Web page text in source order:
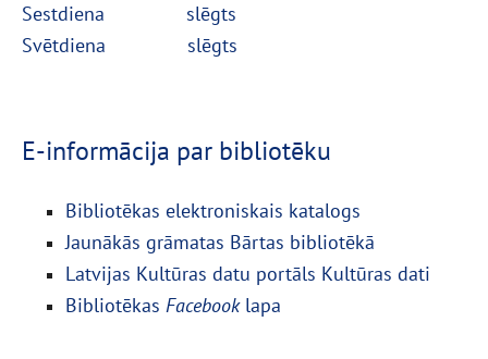
Sestdiena slēgts
Svētdiena slēgts
E-informācija par bibliotēku
Bibliotēkas elektroniskais katalogs
Jaunākās grāmatas Bārtas bibliotēkā
Latvijas Kultūras datu portāls Kultūras dati
Bibliotēkas Facebooklapa